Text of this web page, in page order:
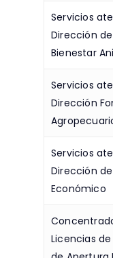
Servicios
Dirección
Bienestar
Servicios
Dirección
Servicios
Dirección
Económico
Licencias